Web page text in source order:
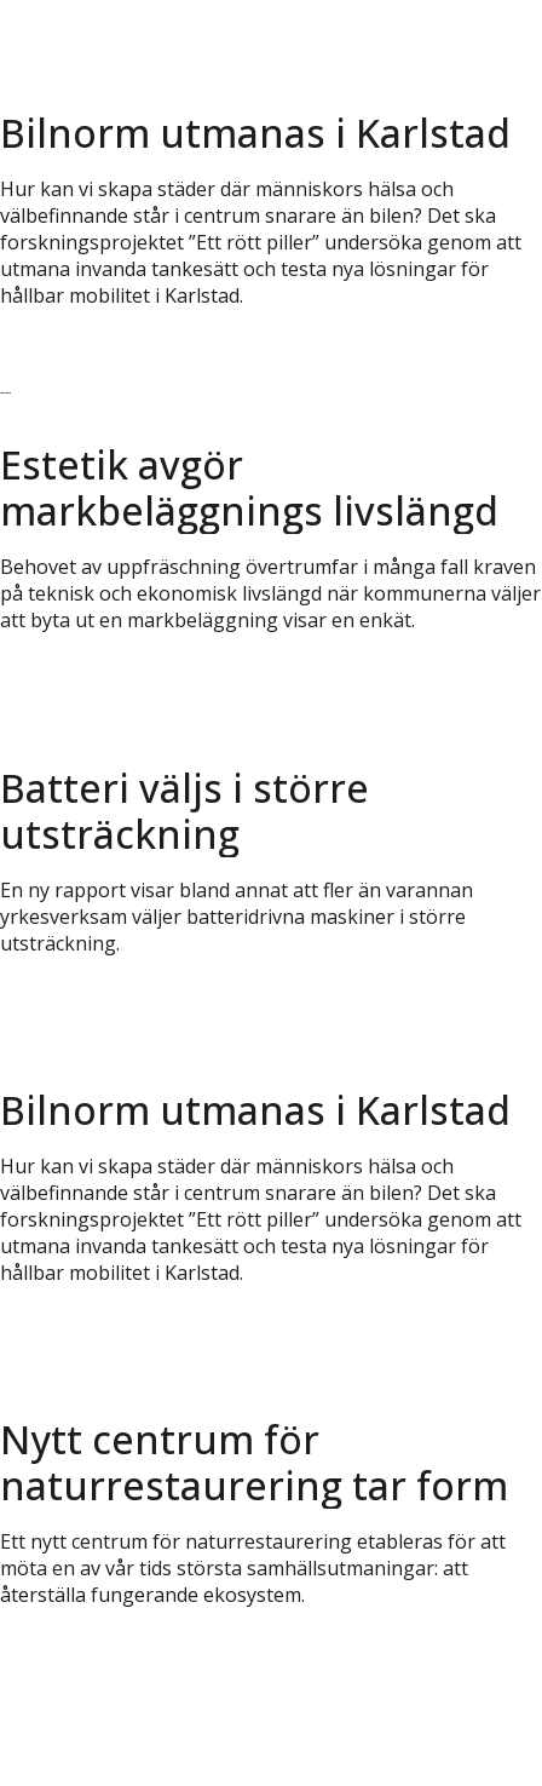
Bilnorm utmanas i Karlstad
Hur kan vi skapa städer där människors hälsa och
välbefinnande står i centrum snarare än bilen? Det ska
forskningsprojektet ”Ett rött piller” undersöka genom att
utmana invanda tankesätt och testa nya lösningar för
hållbar mobilitet i Karlstad.
Estetik avgör
markbeläggnings livslängd
Behovet av uppfräschning övertrumfar i många fall kraven
på teknisk och ekonomisk livslängd när kommunerna väljer
att byta ut en markbeläggning visar en enkät.
Batteri väljs i större
utsträckning
En ny rapport visar bland annat att fler än varannan
yrkesverksam väljer batteridrivna maskiner i större
utsträckning.
Bilnorm utmanas i Karlstad
Hur kan vi skapa städer där människors hälsa och
välbefinnande står i centrum snarare än bilen? Det ska
forskningsprojektet ”Ett rött piller” undersöka genom att
utmana invanda tankesätt och testa nya lösningar för
hållbar mobilitet i Karlstad.
Nytt centrum för
naturrestaurering tar form
Ett nytt centrum för naturrestaurering etableras för att
möta en av vår tids största samhällsutmaningar: att
återställa fungerande ekosystem.